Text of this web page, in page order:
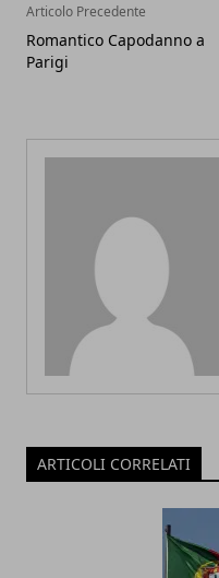
Articolo Precedente
Romantico Capodanno a
Parigi
ARTICOLI CORRELATI